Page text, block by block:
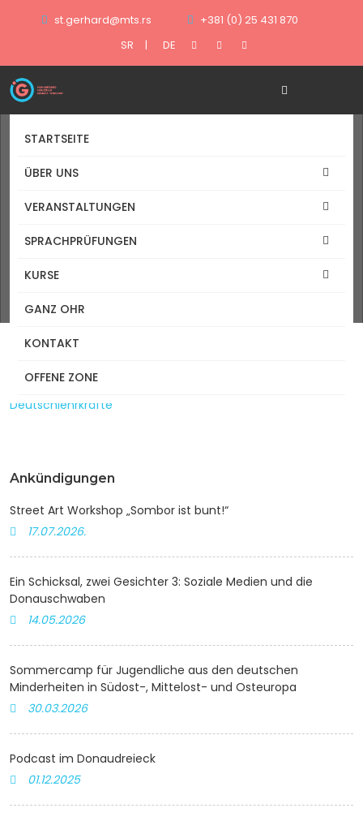
st.gerhard@mts.rs
+381 (0) 25 431 870
SR
| DE
STARTSEITE
ÜBER UNS
VERANSTALTUNGEN
SPRACHPRÜFUNGEN
KURSE
GANZ OHR
KONTAKT
OFFENE ZONE
unterricht
Tags
Tag: unterricht
Deutschlehrkräfte
Ankündigungen
Street Art Workshop „Sombor ist bunt!“
17.07.2026.
Ein Schicksal, zwei Gesichter 3: Soziale Medien und die
Donauschwaben
14.05.2026
Sommercamp für Jugendliche aus den deutschen
Minderheiten in Südost-, Mittelost- und Osteuropa
30.03.2026
Podcast im Donaudreieck
01.12.2025